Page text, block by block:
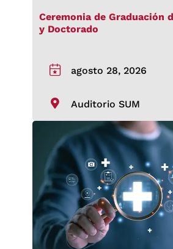
Ceremonia de Graduación
y Doctorado
agosto 28, 2026
Auditorio SUM